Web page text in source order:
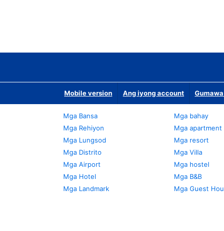
Mobile version Ang iyong account
Mga Bansa
Mga Rehiyon
Mga Lungsod
Mga Distrito
Mga Airport
Mga Hotel
Mga Landmark
Mga bahay
Mga apartment
Mga resort
Mga Villa
Mga hostel
Mga B&B
Mga Guest